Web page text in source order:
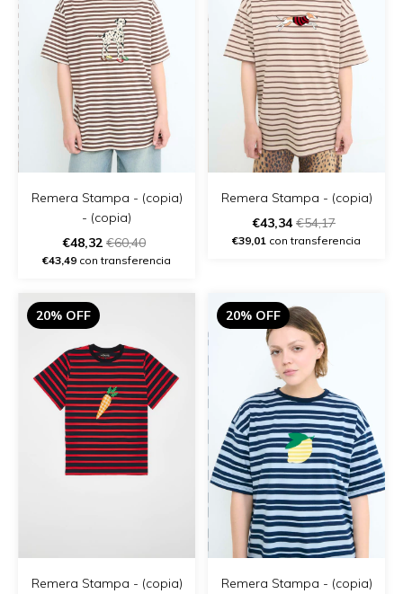
Remera Stampa - (copia)
- (copia)
€48,32 €60,40
€43,49 con transferencia
Remera Stampa - (copia)
€43,34€54,17
€39,01 con transferencia
20% OFF
Remera Stampa - (copia)
20% OFF
Remera Stampa - (copia)